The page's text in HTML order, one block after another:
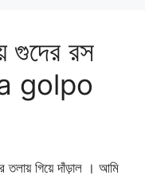
গুদের রস
golpo
গিয়ে দাঁড়াল । আমি